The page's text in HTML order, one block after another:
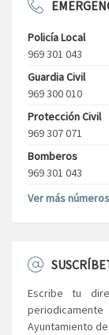
Policía Local
969 301 043
Guardia Civil
969 300 010
Protección Civil
969 307 071
Bomberos
969 301 043
Ver más
Escribe tu
Ayuntamiento